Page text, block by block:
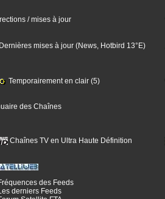
/ mises à jour
mises à jour (News, Hotbird 13°E)
Temporairement en clair (5)
des Chaînes
Chaînes TV en Ultra Haute Définition
des Feeds
derniers Feeds